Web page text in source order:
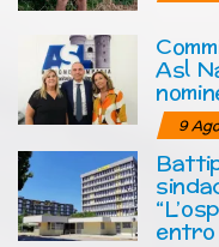
Asl
9
entro